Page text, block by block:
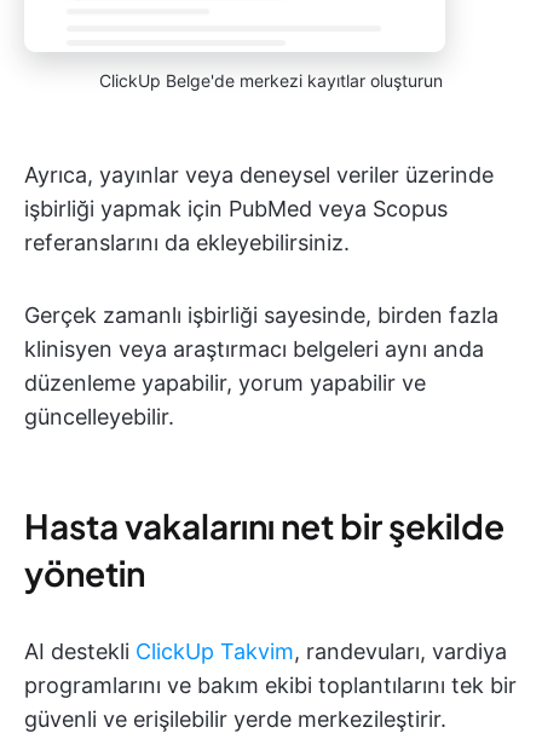
ClickUp Belge'de merkezi kayıtlar oluşturun
Ayrıca, yayınlar veya deneysel veriler üzerinde
işbirliği yapmak için PubMed veya Scopus
referanslarını da ekleyebilirsiniz.
Gerçek zamanlı işbirliği sayesinde, birden fazla
klinisyen veya araştırmacı belgeleri aynı anda
düzenleme yapabilir, yorum yapabilir ve
güncelleyebilir.
Hasta vakalarını net bir şekilde
yönetin
AI destekli ClickUp Takvim, randevuları, vardiya
programlarını ve bakım ekibi toplantılarını tek bir
güvenli ve erişilebilir yerde merkezileştirir.